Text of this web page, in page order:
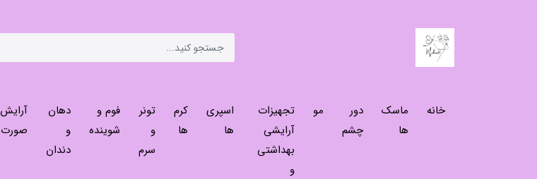
خانه
ماسک
ها
دور
چشم
مو
تجهیزات
آرایشی
بهداشتی
و
اسپری
ها
کرم
ها
تونر
و
سرم
فوم و
شوینده
دهان
و
دندان
آرایش
صورت